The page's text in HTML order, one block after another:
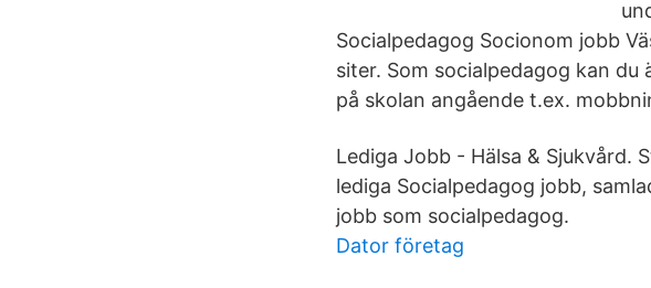
Socialpedagog Socionom jobb
siter. Som socialpedagog kan
på skolan angående t.ex.
Lediga Jobb - Hälsa & Sjukvård.
lediga Socialpedagog jobb,
jobb som socialpedagog.
Dator företag